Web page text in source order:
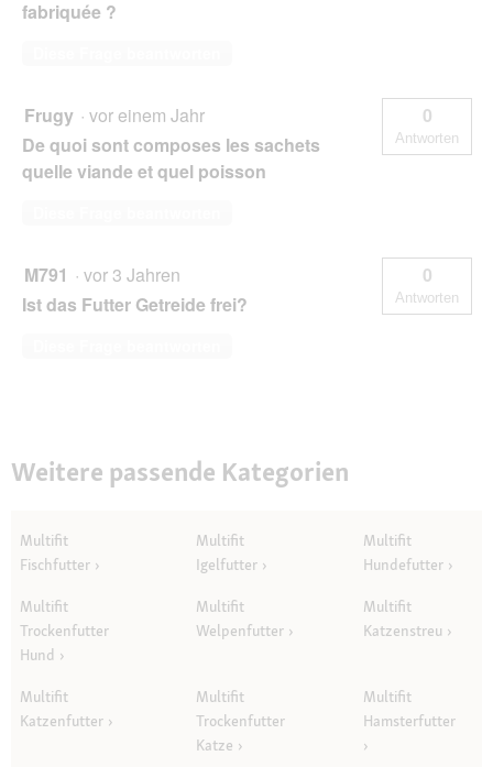
fabriquée ?
Frugy · vor einem Jahr
De quoi sont composes les sachets
quelle viande et quel poisson
0
Antworten
M791 · vor 3 Jahren
Ist das Futter Getreide frei?
0
Antworten
Weitere passende Kategorien
Multifit
Fischfutter
Multifit
Igelfutter
Multifit
Hundefutter
Multifit
Trockenfutter
Hund
Multifit
Welpenfutter
Multifit
Katzenstreu
Multifit
Katzenfutter
Multifit
Trockenfutter
Katze
Multifit
Hamsterfutter